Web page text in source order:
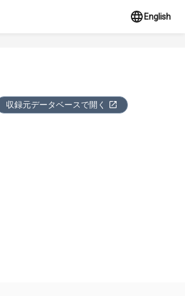
English
収録元データベースで開く